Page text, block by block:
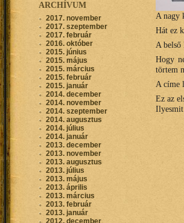
A nagy
Hát ez
A belső
Hogy
törtem
A címe
Ez az
Ilyesmit
ARCHÍVUM
2017. november
2017. szeptember
2017. február
2016. október
2015. június
2015. május
2015. március
2015. február
2015. január
2014. december
2014. november
2014. szeptember
2014. augusztus
2014. július
2014. január
2013. december
2013. november
2013. augusztus
2013. július
2013. május
2013. április
2013. március
2013. február
2013. január
2012. december